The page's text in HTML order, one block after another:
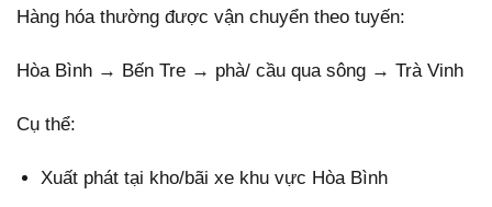
Hàng hóa thường được vận chuyển theo tuyến:
Hòa Bình → Bến Tre → phà/ cầu qua sông → Trà Vinh
Cụ thể:
Xuất phát tại kho/bãi xe khu vực Hòa Bình